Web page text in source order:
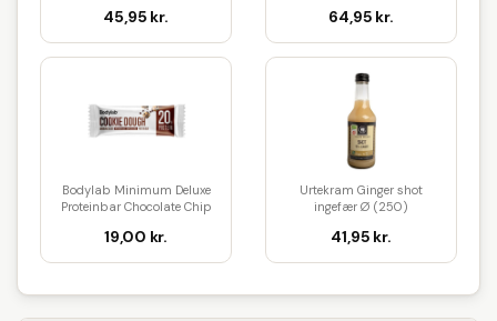
45,95 kr. 64,95 kr.
Bodylab Minimum Deluxe
Proteinbar Chocolate Chip
19,00 kr.
Urtekram Ginger shot
ingefær Ø (250)
41,95 kr.